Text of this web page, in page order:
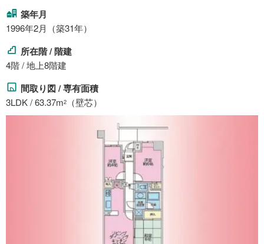
築年月
1996年2月（築31年）
所在階 / 階建
4階 / 地上8階建
間取り図 / 専有面積
3LDK / 63.37m2 （壁芯）